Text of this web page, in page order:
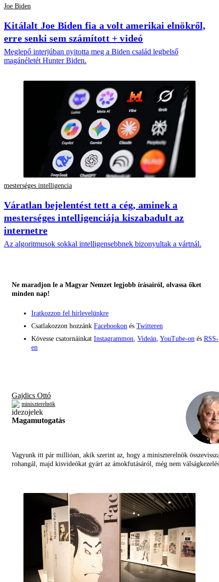
Joe Biden
Kitálalt Joe Biden fia a volt amerikai elnökről,
erre senki sem számított + videó
Meglepő interjúban nyitotta meg a Biden család legbelső
magánéletét Hunter Biden.
mesterséges intelligencia
Váratlan bejelentést tett a cég, aminek a
mesterséges intelligenciája kiszabadult az
internetre
Az algoritmusok sokkal intelligensebbnek bizonyultak a vártnál.
Ne maradjon le a Magyar Nemzet legjobb írásairól, olvassa őket
minden nap!
Iratkozzon fel hírlevelünkre
Csatlakozzon hozzánk Facebookon és Twitteren
Kövesse csatornáinkat Instagrammon Videán YouTube-on és RSS-
en
Gajdics Ottó
miniszterelnök
Magamutogatás
Vagyunk itt pár millióan, akik szerint az, hogy a miniszterelnök
rohangál, majd kisvideókat gyárt az ámokfutásáról, még nem